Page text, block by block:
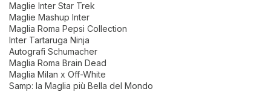
Maglie Inter Star Trek
Maglie Mashup Inter
Maglia Roma Pepsi Collection
Inter Tartaruga Ninja
Autografi Schumacher
Maglia Roma Brain Dead
Maglia Milan x Off-White
Samp: la Maglia più Bella del Mondo